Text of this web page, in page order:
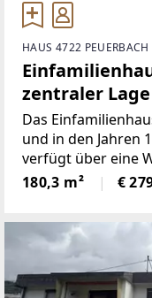
HAUS 4722 PEUERBACH
zentraler Lage
Das
und in den Jahren
verfügt über eine
sich auf
verteilt.Zusätzlich
180,3 m² €